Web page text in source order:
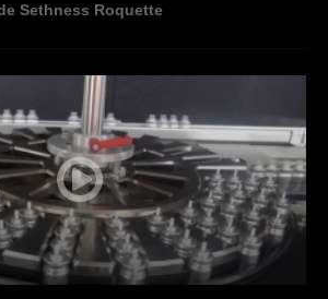
Sethness Roquette